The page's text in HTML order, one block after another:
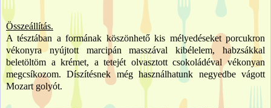
Összeállítás.
A tésztában a formának köszönhető kis mélyedéseket porcukron
vékonyra nyújtott marcipán masszával kibélelem, habzsákkal
beletöltöm a krémet, a tetejét olvasztott csokoládéval vékonyan
megcsíkozom. Díszítésnek még használhatunk negyedbe vágott
Mozart golyót.